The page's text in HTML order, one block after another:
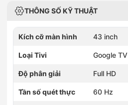
THÔNG SỐ KỸ THUẬT
Kích cỡ màn hình 43 inch
Loại Tivi Google TV
Độ phân giải Full HD
Tần số quét thực 60 Hz